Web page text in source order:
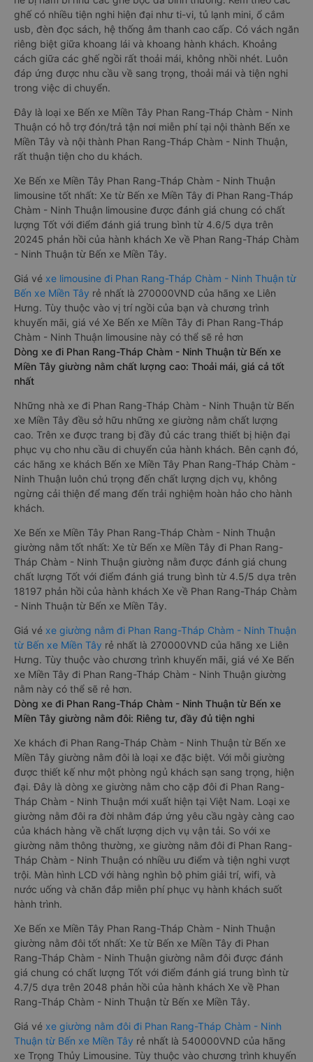
ghế có nhiều tiện nghi hiện đại như ti-vi, tủ lạnh mini, ổ cắm
usb, đèn đọc sách, hệ thống âm thanh cao cấp. Có vách ngăn
riêng biệt giữa khoang lái và khoang hành khách. Khoảng
cách giữa các ghế ngồi rất thoải mái, không nhồi nhét. Luôn
đáp ứng được nhu cầu về sang trọng, thoải mái và tiện nghi
trong việc di chuyển.
Đây là loại xe Bến xe Miền Tây Phan Rang-Tháp Chàm - Ninh
Thuận có hỗ trợ đón/trả tận nơi miễn phí tại nội thành Bến xe
Miền Tây và nội thành Phan Rang-Tháp Chàm - Ninh Thuận,
rất thuận tiện cho du khách.
Xe Bến xe Miền Tây Phan Rang-Tháp Chàm - Ninh Thuận
limousine tốt nhất: Xe từ Bến xe Miền Tây đi Phan Rang-Tháp
Chàm - Ninh Thuận limousine được đánh giá chung có chất
lượng Tốt với điểm đánh giá trung bình từ 4.6/5 dựa trên
20245 phản hồi của hành khách Xe về Phan Rang-Tháp Chàm
- Ninh Thuận từ Bến xe Miền Tây.
Giá vé xe limousine đi Phan Rang-Tháp Chàm - Ninh Thuận từ
Bến xe Miền Tây rẻ nhất là 270000VND của hãng xe Liên
Hưng. Tùy thuộc vào vị trí ngồi của bạn và chương trình
khuyến mãi, giá vé Xe Bến xe Miền Tây đi Phan Rang-Tháp
Chàm - Ninh Thuận limousine này có thể sẽ rẻ hơn
Dòng xe đi Phan Rang-Tháp Chàm - Ninh Thuận từ Bến xe
Miền Tây giường nằm chất lượng cao: Thoải mái, giá cả tốt
nhất
Những nhà xe đi Phan Rang-Tháp Chàm - Ninh Thuận từ Bến
xe Miền Tây đều sở hữu những xe giường nằm chất lượng
cao. Trên xe được trang bị đầy đủ các trang thiết bị hiện đại
phục vụ cho nhu cầu di chuyển của hành khách. Bên cạnh đó,
các hãng xe khách Bến xe Miền Tây Phan Rang-Tháp Chàm -
Ninh Thuận luôn chú trọng đến chất lượng dịch vụ, không
ngừng cải thiện để mang đến trải nghiệm hoàn hảo cho hành
khách.
Xe Bến xe Miền Tây Phan Rang-Tháp Chàm - Ninh Thuận
giường nằm tốt nhất: Xe từ Bến xe Miền Tây đi Phan Rang-
Tháp Chàm - Ninh Thuận giường nằm được đánh giá chung
chất lượng Tốt với điểm đánh giá trung bình từ 4.5/5 dựa trên
18197 phản hồi của hành khách Xe về Phan Rang-Tháp Chàm
- Ninh Thuận từ Bến xe Miền Tây.
Giá vé xe giường nằm đi Phan Rang-Tháp Chàm - Ninh Thuận
từ Bến xe Miền Tây rẻ nhất là 270000VND của hãng xe Liên
Hưng. Tùy thuộc vào chương trình khuyến mãi, giá vé Xe Bến
xe Miền Tây đi Phan Rang-Tháp Chàm - Ninh Thuận giường
nằm này có thể sẽ rẻ hơn.
Dòng xe đi Phan Rang-Tháp Chàm - Ninh Thuận từ Bến xe
Miền Tây giường nằm đôi: Riêng tư, đầy đủ tiện nghi
Xe khách đi Phan Rang-Tháp Chàm - Ninh Thuận từ Bến xe
Miền Tây giường nằm đôi là loại xe đặc biệt. Với mỗi giường
được thiết kế như một phòng ngủ khách sạn sang trọng, hiện
đại. Đây là dòng xe giường nằm cho cặp đôi đi Phan Rang-
Tháp Chàm - Ninh Thuận mới xuất hiện tại Việt Nam. Loại xe
giường nằm đôi ra đời nhằm đáp ứng yêu cầu ngày càng cao
của khách hàng về chất lượng dịch vụ vận tải. So với xe
giường nằm thông thường, xe giường nằm đôi đi Phan Rang-
Tháp Chàm - Ninh Thuận có nhiều ưu điểm và tiện nghi vượt
trội. Màn hình LCD với hàng nghìn bộ phim giải trí, wifi, và
nước uống và chăn đắp miễn phí phục vụ hành khách suốt
hành trình.
Xe Bến xe Miền Tây Phan Rang-Tháp Chàm - Ninh Thuận
giường nằm đôi tốt nhất: Xe từ Bến xe Miền Tây đi Phan
Rang-Tháp Chàm - Ninh Thuận giường nằm đôi được đánh
giá chung có chất lượng Tốt với điểm đánh giá trung bình từ
4.7/5 dựa trên 2048 phản hồi của hành khách Xe về Phan
Rang-Tháp Chàm - Ninh Thuận từ Bến xe Miền Tây.
Giá vé xe giường nằm đôi đi Phan Rang-Tháp Chàm - Ninh
Thuận từ Bến xe Miền Tây rẻ nhất là 540000VND của hãng
xe Trọng Thủy Limousine. Tùy thuộc vào chương trình khuyến